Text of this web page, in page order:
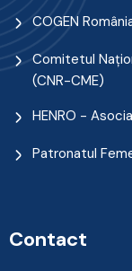
COGEN
Comitetul
(CNR-CME)
HENRO -
Patronatul
Contact